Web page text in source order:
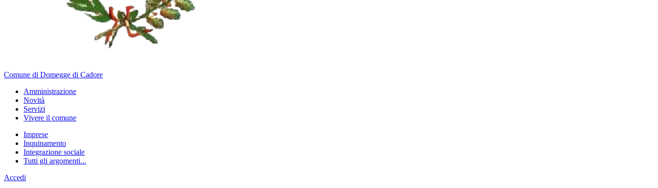
Comune di Domegge di Cadore
Amministrazione
Novità
Servizi
Vivere il comune
Imprese
Inquinamento
Integrazione sociale
Tutti gli argomenti...
Accedi